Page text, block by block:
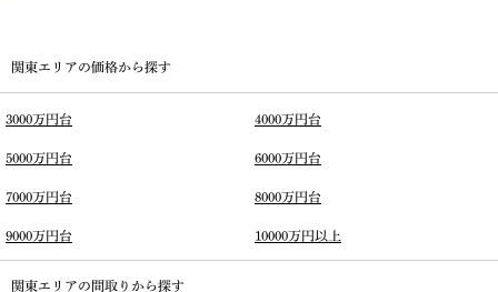
関東エリアの価格から探す
3000万円台 4000万円台
5000万円台 6000万円台
7000万円台 8000万円台
9000万円台 10000万円以上
関東エリアの間取りから探す